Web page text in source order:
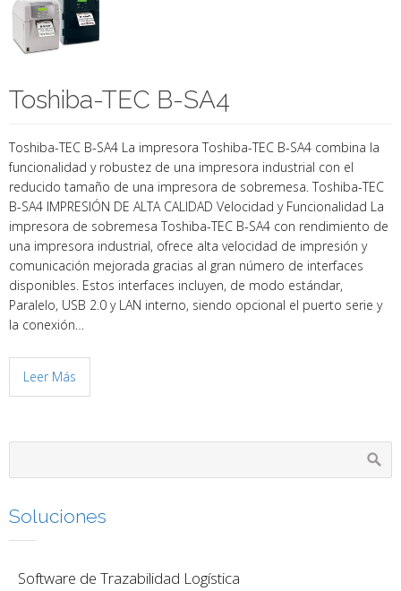
Toshiba-TEC B-SA4
Toshiba-TEC B-SA4 La impresora Toshiba-TEC B-SA4 combina la
funcionalidad y robustez de una impresora industrial con el
reducido tamaño de una impresora de sobremesa. Toshiba-TEC
B-SA4 IMPRESIÓN DE ALTA CALIDAD Velocidad y Funcionalidad La
impresora de sobremesa Toshiba-TEC B-SA4 con rendimiento de
una impresora industrial, ofrece alta velocidad de impresión y
comunicación mejorada gracias al gran número de interfaces
disponibles. Estos interfaces incluyen, de modo estándar,
Paralelo, USB 2.0 y LAN interno, siendo opcional el puerto serie y
la conexión…
Leer Más
Soluciones
Software de Trazabilidad Logística